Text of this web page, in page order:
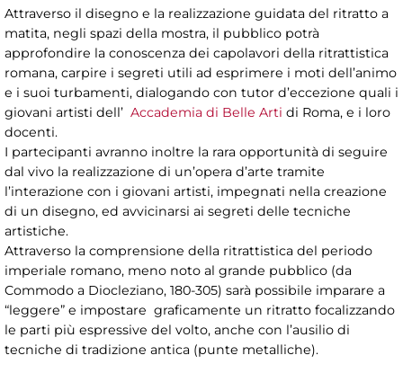
Attraverso il disegno e la realizzazione guidata del ritratto a
matita, negli spazi della mostra, il pubblico potrà
approfondire la conoscenza dei capolavori della ritrattistica
romana, carpire i segreti utili ad esprimere i moti dell’animo
e i suoi turbamenti, dialogando con tutor d’eccezione quali i
giovani artisti dell’ Accademia di Belle Arti di Roma, e i loro
docenti.
I partecipanti avranno inoltre la rara opportunità di seguire
dal vivo la realizzazione di un’opera d’arte tramite
l’interazione con i giovani artisti, impegnati nella creazione
di un disegno, ed avvicinarsi ai segreti delle tecniche
artistiche.
Attraverso la comprensione della ritrattistica del periodo
imperiale romano, meno noto al grande pubblico (da
Commodo a Diocleziano, 180-305) sarà possibile imparare a
“leggere” e impostare graficamente un ritratto focalizzando
le parti più espressive del volto, anche con l’ausilio di
tecniche di tradizione antica (punte metalliche).